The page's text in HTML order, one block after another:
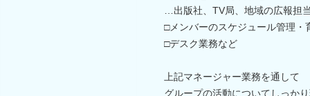
…出版社、TV局、地域の広報担
□メンバーのスケジュール管理・
□デスク業務など
上記マネージャー業務を通して
グループの活動についてしっか